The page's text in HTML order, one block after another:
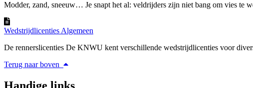
Modder, zand, sneeuw… Je snapt het al: veldrijders zijn niet bang om vies te
Wedstrijdlicenties Algemeen
De rennerslicenties De KNWU kent verschillende wedstrijdlicenties voor
Terug naar boven